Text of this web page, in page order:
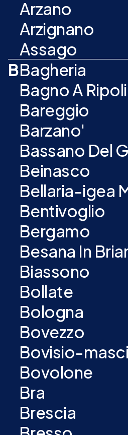
Arzano
Arzignano
Assago
BBagheria
Bagno A Ripoli
Bareggio
Barzano'
Bassano Del
Beinasco
Bellaria-igea
Bentivoglio
Bergamo
Besana In
Biassono
Bollate
Bologna
Bovezzo
Bovisio-
Bovolone
Bra
Brescia